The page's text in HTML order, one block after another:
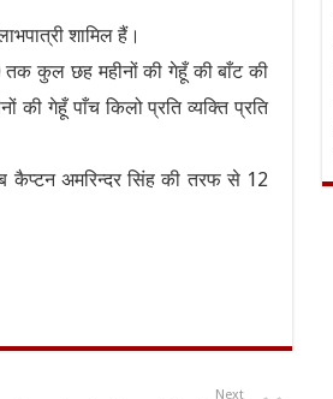
शामिल हैं।
तक कुल छह महीनों की गेहूँ की बाँट की
गेहूँ पाँच किलो प्रति व्यक्ति प्रति
कैप्टन अमरिन्दर सिंह की तरफ से 12
Next